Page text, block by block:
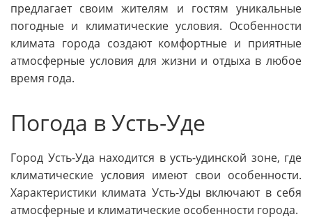
предлагает своим жителям и гостям уникальные
погодные и климатические условия. Особенности
климата города создают комфортные и приятные
атмосферные условия для жизни и отдыха в любое
время года.
Погода в Усть-Уде
Город Усть-Уда находится в усть-удинской зоне, где
климатические условия имеют свои особенности.
Характеристики климата Усть-Уды включают в себя
атмосферные и климатические особенности города.